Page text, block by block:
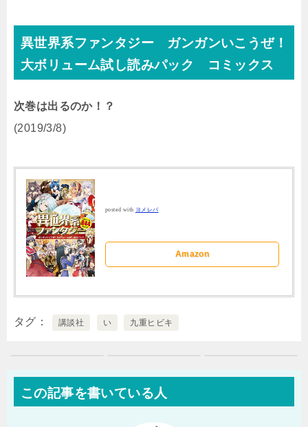
異世界系ファンタジー ガンガンいこうぜ！
大ボリューム試し読みパック コミックス
次巻は出るのか！？
(2019/3/8)
posted with ヨメレバ
Amazon
タグ 講談社 い 九重ヒビキ
この記事を書いている人